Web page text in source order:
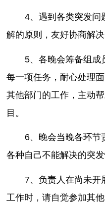
4、遇到各类突发问
解的原则，友好协商解决
5、各晚会筹备组成
每一项任务，耐心处理
其他部门的工作，主动
目。
6、晚会当晚各环节
各种自己不能解决的突
7、负责人在尚未开
工作时，请自觉参加其